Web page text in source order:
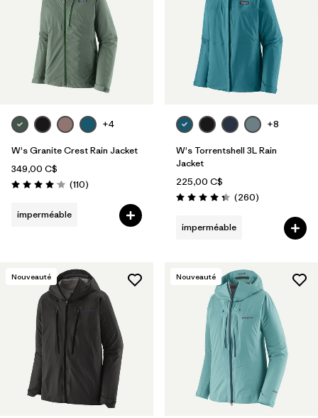
+4
W's Granite Crest Rain Jacket
349,00 C$
Évaluation: 4.1 / 5
(110Avis
)
imperméable
+8
W's Torrentshell 3L Rain
Jacket
225,00 C$
Évaluation: 4.4 / 5
(260Avis
)
imperméable
Nouveauté Nouveauté